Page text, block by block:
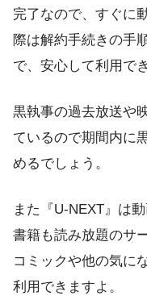
完了なので、すぐに
際は解約手続きの手
で、安心して利用で
黒執事の過去放送や
ているので期間内に
めるでしょう。
また『U-NEXT』は
書籍も読み放題のサ
コミックや他の気に
利用できますよ。